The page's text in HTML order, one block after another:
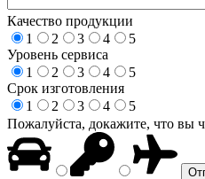
Качество продукции
1
2 3 4
5
Уровень сервиса
1
2 3 4
5
Срок изготовления
1
2 3 4
5
Пожалуйста, докажите, что вы